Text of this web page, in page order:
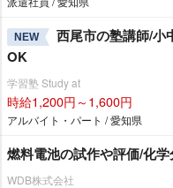
NEW
西尾市の塾講師/小
OK
学習塾 Study at
時給1,200円～1,600円
アルバイト・パート / 愛知県
燃料電池の試作や評価/化
WDB株式会社